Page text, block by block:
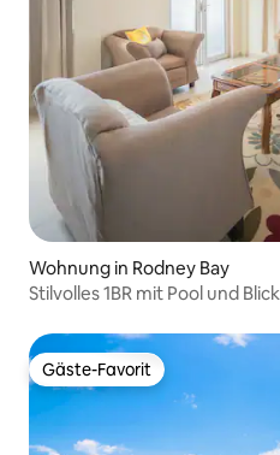
Wohnung in Rodney Bay
Stilvolles 1BR mit Pool und
Gäste-Favorit
Gäste-Favorit